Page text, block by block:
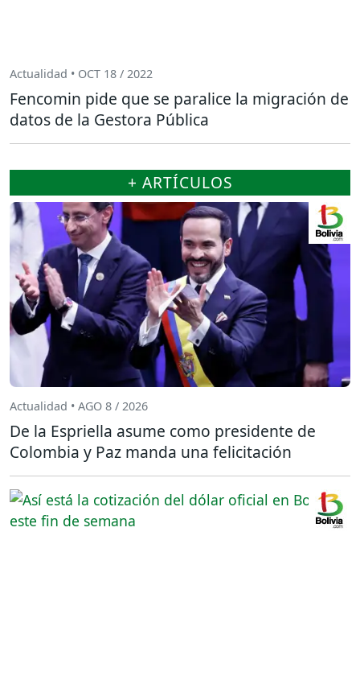
Actualidad • OCT 18 / 2022
Fencomin pide que se paralice la migración de
datos de la Gestora Pública
+ ARTÍCULOS
Actualidad • AGO 8 / 2026
De la Espriella asume como presidente de
Colombia y Paz manda una felicitación